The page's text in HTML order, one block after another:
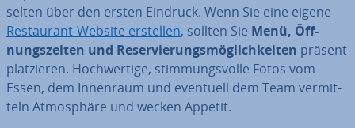
selten über den ersten Eindruck. Wenn Sie eine eigene
Re­stau­rant-Website erstellen, sollten Sie Menü, Öff­
nungs­zei­ten und Re­ser­vie­rungs­mög­lich­kei­ten präsent
plat­zie­ren. Hoch­wer­ti­ge, stim­mungs­vol­le Fotos vom
Essen, dem Innenraum und eventuell dem Team ver­mit­
teln At­mo­sphä­re und wecken Appetit.